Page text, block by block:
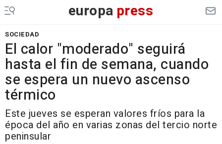
europa press
SOCIEDAD
El calor "moderado" seguirá
hasta el fin de semana, cuando
se espera un nuevo ascenso
térmico
Este jueves se esperan valores fríos para la
época del año en varias zonas del tercio norte
peninsular